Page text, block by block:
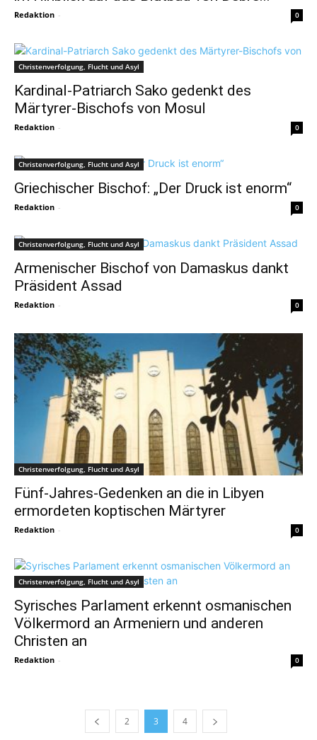
Redaktion - 0
Christenverfolgung, Flucht und Asyl
Kardinal-Patriarch Sako gedenkt des
Märtyrer-Bischofs von Mosul
Redaktion - 0
Christenverfolgung, Flucht und Asyl
Griechischer Bischof: „Der Druck ist enorm“
Redaktion - 0
Christenverfolgung, Flucht und Asyl
Armenischer Bischof von Damaskus dankt
Präsident Assad
Redaktion - 0
Christenverfolgung, Flucht und Asyl
Fünf-Jahres-Gedenken an die in Libyen
ermordeten koptischen Märtyrer
Redaktion - 0
Christenverfolgung, Flucht und Asyl
Syrisches Parlament erkennt osmanischen
Völkermord an Armeniern und anderen
Christen an
Redaktion - 0
2 3 4